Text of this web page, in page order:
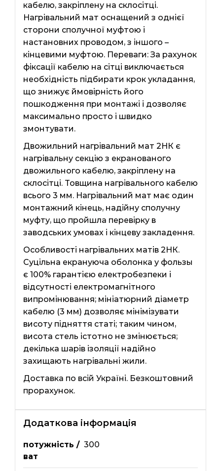
кабелю, закріплену на склосітці.
Нагрівальний мат оснащений з однієї
сторони сполучної муфтою і
настановних проводом, з іншого –
кінцевими муфтою. Переваги: ​​За рахунок
фіксації кабелю на сітці виключається
необхідність підбирати крок укладання,
що знижує ймовірність його
пошкодження при монтажі і дозволяє
максимально просто і швидко
змонтувати.
Двожильний нагрівальний мат 2НК є
нагрівальну секцію з екранованого
двожильного кабелю, закріплену на
склосітці. Товщина нагрівального кабелю
всього 3 мм. Нагрівальний мат має один
монтажний кінець, надійну сполучну
муфту, що пройшла перевірку в
заводських умовах і кінцеву закладення.
Особливості нагрівальних матів 2НК.
Суцільна екрануюча оболонка у фользы
є 100% гарантією електробезпеки і
відсутності електромагнітного
випромінювання; мініатюрний діаметр
кабелю (3 мм) дозволяє мінімізувати
висоту підняття статі; таким чином,
висота стель істотно не змінюється;
декілька шарів ізоляції надійно
захищають нагрівальні жили.
Доставка по всій Україні. Безкоштовний
прорахунок.
Додаткова інформація
потужність /
ват
300